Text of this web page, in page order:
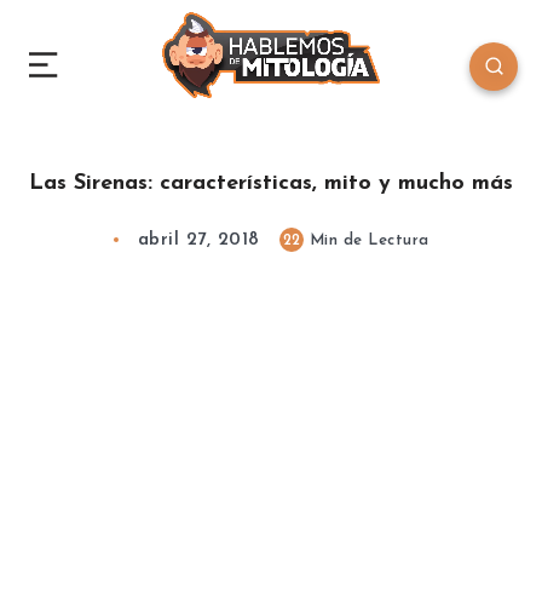
Las Sirenas: características, mito y mucho más
abril 27, 2018 22 Min de Lectura